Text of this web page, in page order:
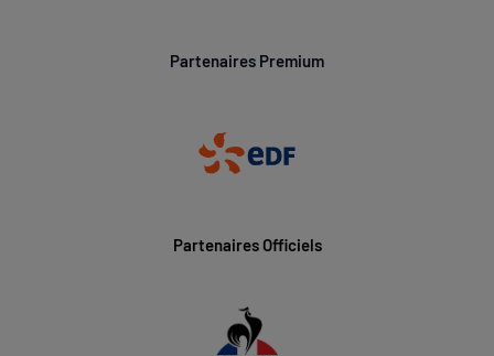
Partenaires Premium
Partenaires Officiels